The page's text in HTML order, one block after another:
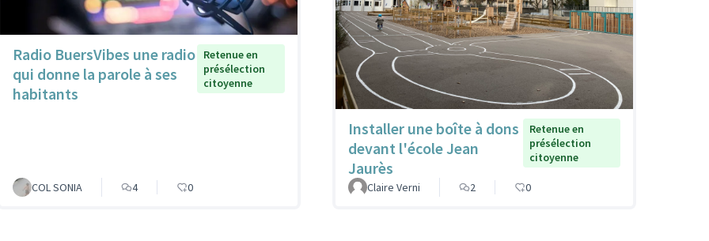
Radio BuersVibes une radio
qui donne la parole à ses
habitants
Retenue en
présélection
citoyenne
COL SONIA 4 0
Installer une boîte à dons
devant l'école Jean
Jaurès
Retenue en
présélection
citoyenne
Claire Verni 2 0